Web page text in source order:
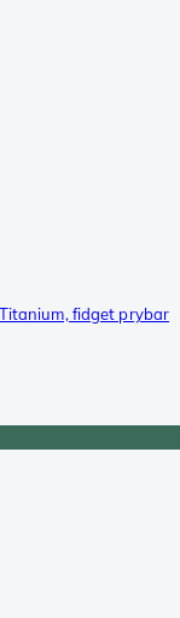
fidget prybar